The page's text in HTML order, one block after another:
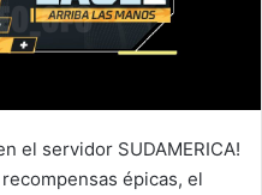
el servidor SUDAMERICA!
épicas, el